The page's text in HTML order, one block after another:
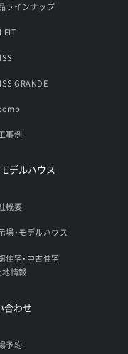
ラインナップ
GRANDE
事例
モデルハウス
概要
場・モデルハウス
住宅・中古住宅
地情報
合わせ
予約